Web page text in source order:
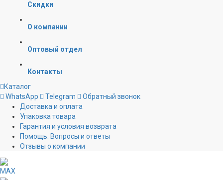
Скидки
О компании
Оптовый отдел
Контакты
Каталог
WhatsApp
Telegram
Обратный звонок
Доставка и оплата
Упаковка товара
Гарантия и условия возврата
Помощь. Вопросы и ответы
Отзывы о компании
MAX